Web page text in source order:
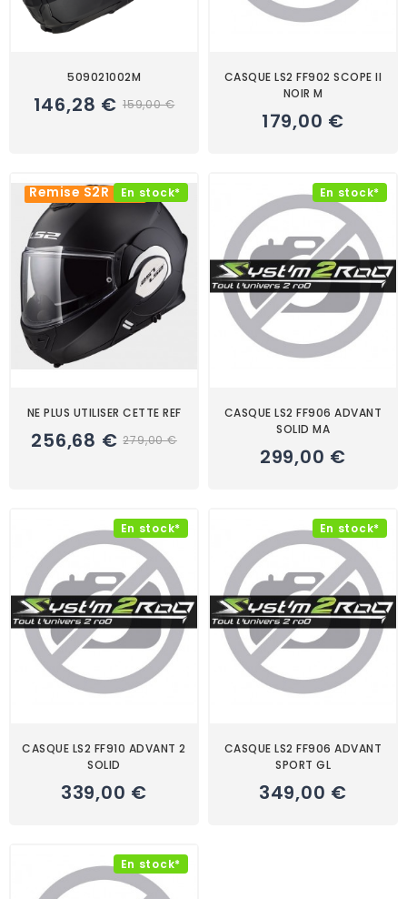
509021002M
146,28 € 159,00 €
CASQUE LS2 FF902 SCOPE II
NOIR M
179,00 €
En stock*
Remise S2R -8%
NE PLUS UTILISER CETTE REF
256,68 € 279,00 €
En stock*
CASQUE LS2 FF906 ADVANT
SOLID MA
299,00 €
En stock*
CASQUE LS2 FF910 ADVANT 2
SOLID
339,00 €
En stock*
CASQUE LS2 FF906 ADVANT
SPORT GL
349,00 €
En stock*